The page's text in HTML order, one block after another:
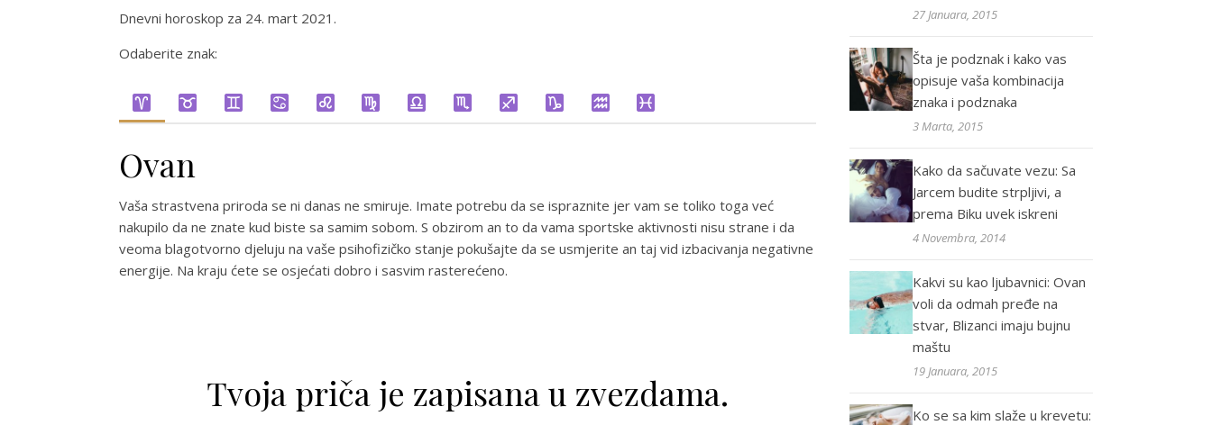
Dnevni horoskop za 24. mart 2021.
Odaberite znak:
Ovan
Vaša strastvena priroda se ni danas ne smiruje. Imate potrebu da se ispraznite jer vam se toliko toga već
nakupilo da ne znate kud biste sa samim sobom. S obzirom an to da vama sportske aktivnosti nisu strane i da
veoma blagotvorno djeluju na vaše psihofizičko stanje pokušajte da se usmjerite an taj vid izbacivanja negativne
energije. Na kraju ćete se osjećati dobro i sasvim rasterećeno.
Tvoja priča je zapisana u zvezdama.
27 Januara, 2015
Šta je podznak i kako vas
opisuje vaša kombinacija
znaka i podznaka
3 Marta, 2015
Kako da sačuvate vezu: Sa
Jarcem budite strpljivi, a
prema Biku uvek iskreni
4 Novembra, 2014
Kakvi su kao ljubavnici: Ovan
voli da odmah pređe na
stvar, Blizanci imaju bujnu
maštu
19 Januara, 2015
Ko se sa kim slaže u krevetu: